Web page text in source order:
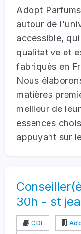
Adopt
autour de
accessible,
qualitative et
fabriqués en
Nous
matières
meilleur de
essences
appuyant sur
30h - st
CDI